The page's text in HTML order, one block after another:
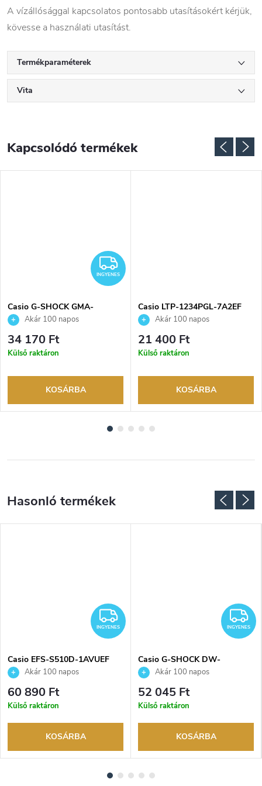
A vízállósággal kapcsolatos pontosabb utasításokért kérjük,
kövesse a használati utasítást.
Termékparaméterek
Vita
Kapcsolódó termékek
INGYENES
INGYENES
Casio G-SHOCK GMA-
P2100BB-1AER karóra
Akár 100 napos
visszaküldési lehetőség. Hivatalos
márkakereskedő.
34 170 Ft
Külső raktáron
KOSÁRBA
Casio LTP-1234PGL-7A2EF
karóraAkár 100 napos
visszaküldési lehetőség. Hivatalos
márkakereskedő.
21 400 Ft
Külső raktáron
KOSÁRBA
INGYENES
INGYENES
Casio EFS-S510D-1AVUEF
karóraAkár 100 napos
visszaküldési lehetőség. Hivatalos
márkakereskedő.
60 890 Ft
Külső raktáron
KOSÁRBA
INGYENES
Casio G-SHOCK DW-
5600MNC-8A2ER karóra
Akár 100 napos
visszaküldési lehetőség. Hivatalos
márkakereskedő.
52 045 Ft
Külső raktáron
KOSÁRBA